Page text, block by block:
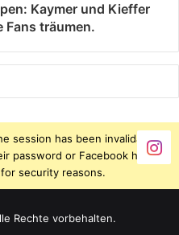
Kaymer und Kieffer
Fans träumen.
session has been invalidated
password or Facebook has
security reasons.
Rechte vorbehalten.